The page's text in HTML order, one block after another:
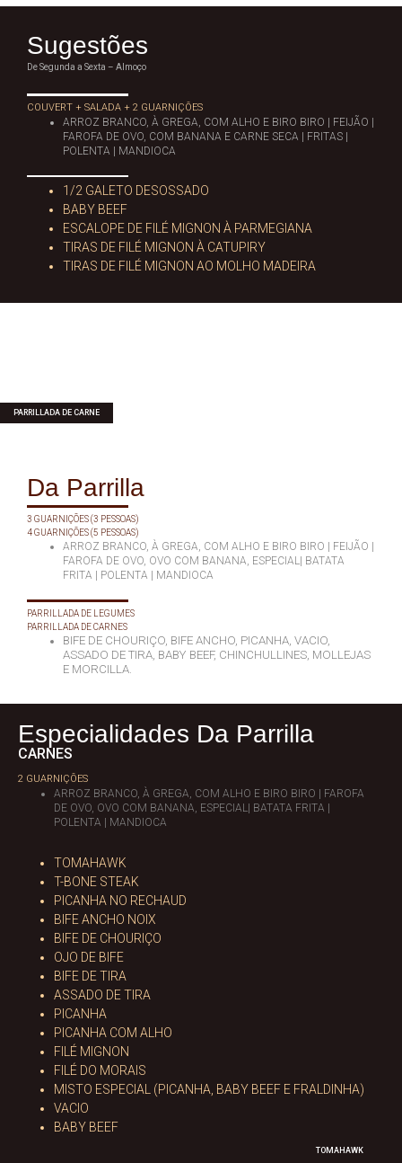
Sugestões
De Segunda a Sexta – Almoço
COUVERT + SALADA + 2 GUARNIÇÕES
ARROZ BRANCO, À GREGA, COM ALHO E BIRO BIRO | FEIJÃO |
FAROFA DE OVO, COM BANANA E CARNE SECA | FRITAS |
POLENTA | MANDIOCA
1/2 GALETO DESOSSADO
BABY BEEF
ESCALOPE DE FILÉ MIGNON À PARMEGIANA
TIRAS DE FILÉ MIGNON À CATUPIRY
TIRAS DE FILÉ MIGNON AO MOLHO MADEIRA
PARRILLADA DE CARNE
Da Parrilla
3 GUARNIÇÕES (3 PESSOAS)
4 GUARNIÇÕES (5 PESSOAS)
ARROZ BRANCO, À GREGA, COM ALHO E BIRO BIRO | FEIJÃO |
FAROFA DE OVO, OVO COM BANANA, ESPECIAL| BATATA
FRITA | POLENTA | MANDIOCA
PARRILLADA DE LEGUMES
PARRILLADA DE CARNES
BIFE DE CHOURIÇO, BIFE ANCHO, PICANHA, VACIO,
ASSADO DE TIRA, BABY BEEF, CHINCHULLINES, MOLLEJAS
E MORCILLA.
Especialidades Da Parrilla
CARNES
2 GUARNIÇÕES
ARROZ BRANCO, À GREGA, COM ALHO E BIRO BIRO | FAROFA
DE OVO, OVO COM BANANA, ESPECIAL| BATATA FRITA |
POLENTA | MANDIOCA
TOMAHAWK
T-BONE STEAK
PICANHA NO RECHAUD
BIFE ANCHO NOIX
BIFE DE CHOURIÇO
OJO DE BIFE
BIFE DE TIRA
ASSADO DE TIRA
PICANHA
PICANHA COM ALHO
FILÉ MIGNON
FILÉ DO MORAIS
MISTO ESPECIAL (PICANHA, BABY BEEF E FRALDINHA)
VACIO
BABY BEEF
TOMAHAWK